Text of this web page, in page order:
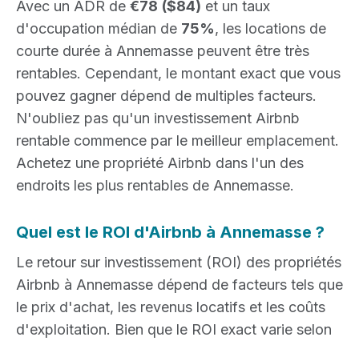
Avec un ADR de €78 ($84) et un taux
d'occupation médian de 75%, les locations de
courte durée à Annemasse peuvent être très
rentables. Cependant, le montant exact que vous
pouvez gagner dépend de multiples facteurs.
N'oubliez pas qu'un investissement Airbnb
rentable commence par le meilleur emplacement.
Achetez une propriété Airbnb dans l'un des
endroits les plus rentables de Annemasse.
Quel est le ROI d'Airbnb à Annemasse ?
Le retour sur investissement (ROI) des propriétés
Airbnb à Annemasse dépend de facteurs tels que
le prix d'achat, les revenus locatifs et les coûts
d'exploitation. Bien que le ROI exact varie selon